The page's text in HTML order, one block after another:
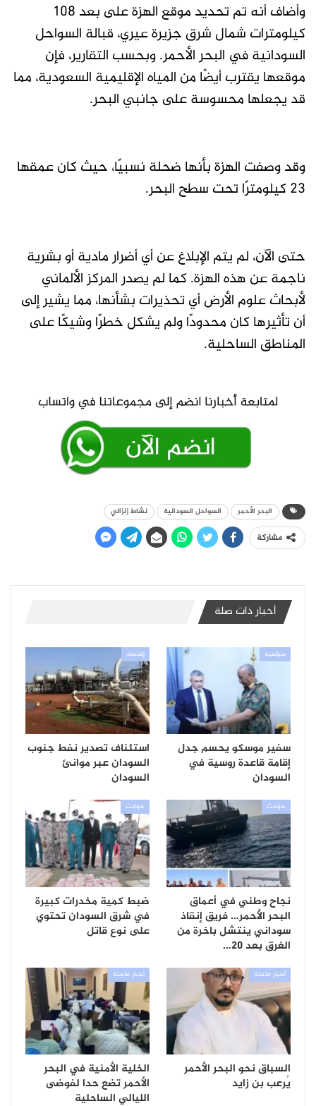
وأضاف أنه تم تحديد موقع الهزة على بعد 108
كيلومترات شمال شرق جزيرة عيري، قبالة السواحل
السودانية في البحر الأحمر. وبحسب التقارير، فإن
موقعها يقترب أيضًا من المياه الإقليمية السعودية، مما
قد يجعلها محسوسة على جانبي البحر.
وقد وصفت الهزة بأنها ضحلة نسبيًا، حيث كان عمقها
23 كيلومترًا تحت سطح البحر.
حتى الآن، لم يتم الإبلاغ عن أي أضرار مادية أو بشرية
ناجمة عن هذه الهزة. كما لم يصدر المركز الألماني
لأبحاث علوم الأرض أي تحذيرات بشأنها، مما يشير إلى
أن تأثيرها كان محدودًا ولم يشكل خطرًا وشيكًا على
المناطق الساحلية.
البحر الأحمر السواحل السودانية نشاط زلزالي
مشاركة
أخبار ذات صلة
سياسية
سفير موسكو يحسم جدل
إقامة قاعدة روسية في
السودان
إقتصاد
استئناف تصدير نفط جنوب
السودان عبر موانئ
السودان
حوادث
نجاح وطني في أعماق
البحر الأحمر… فريق إنقاذ
سوداني ينتشل باخرة من
الغرق بعد 20…
حوادث
ضبط كمية مخدرات كبيرة
في شرق السودان تحتوي
على نوع قاتل
أخبار عاجلة
السباق نحو البحر الأحمر
يُرعب بن زايد
أخبار عاجلة
الخلية الأمنية في البحر
الأحمر تضع حدا لفوضى
الليالي الساحلية